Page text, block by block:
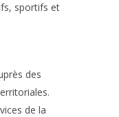
sportifs et
des
de la